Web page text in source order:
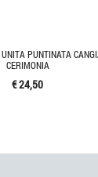
PUNTINATA
CERIMONIA
€ 24,50